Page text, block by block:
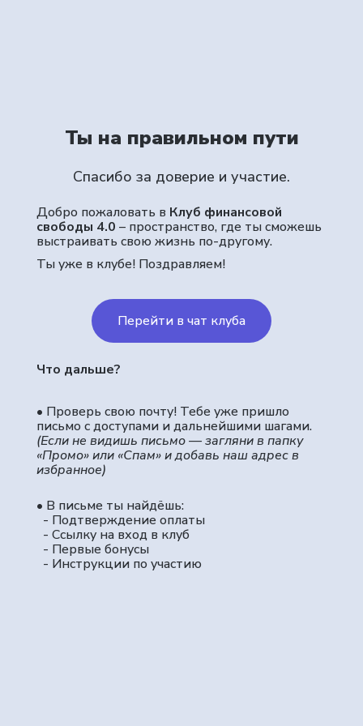
Ты на правильном пути
Спасибо за доверие и участие.
Добро пожаловать в Клуб финансовой
свободы 4.0 – пространство, где ты сможешь
выстраивать свою жизнь по-другому.
Ты уже в клубе! Поздравляем!
Перейти в чат клуба
Что дальше?
• Проверь свою почту! Тебе уже пришло
письмо с доступами и дальнейшими шагами.
(Если не видишь письмо — загляни в папку
«Промо» или «Спам» и добавь наш адрес в
избранное)
• В письме ты найдёшь:
- Подтверждение оплаты
- Ссылку на вход в клуб
- Первые бонусы
- Инструкции по участию